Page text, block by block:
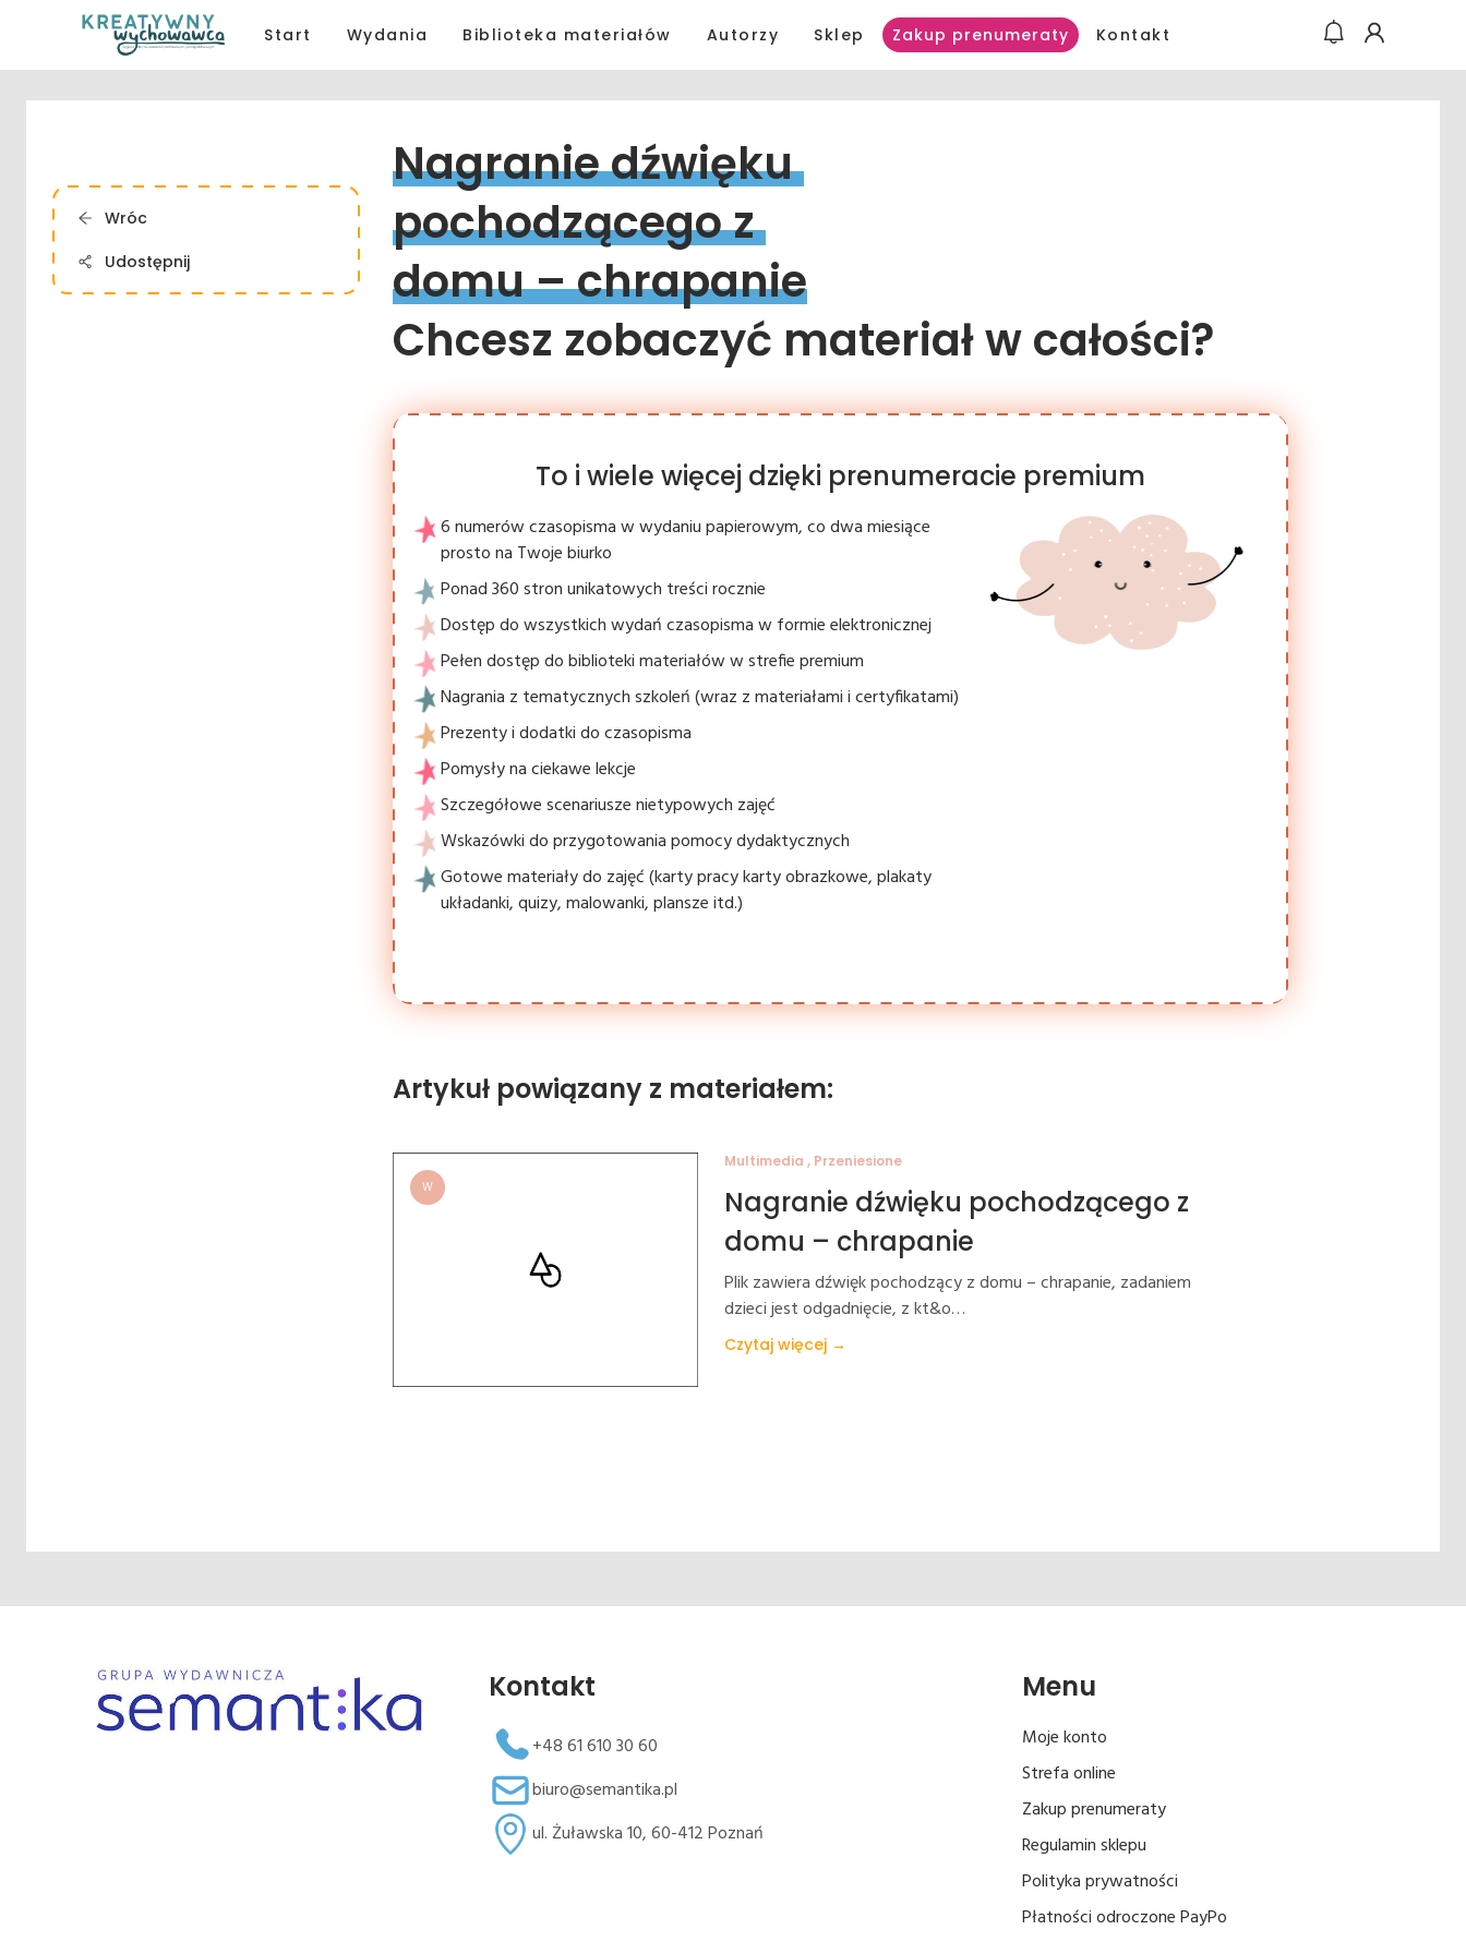
Start Wydania Biblioteka materiałów Autorzy Sklep Zakup prenumeraty Kontakt
Wróc
Udostępnij
Nagranie dźwięku
pochodzącego z
domu – chrapanie
Chcesz zobaczyć materiał w całości?
To i wiele więcej dzięki prenumeracie premium
6 numerów czasopisma w wydaniu papierowym, co dwa miesiące
prosto na Twoje biurko
Ponad 360 stron unikatowych treści rocznie
Dostęp do wszystkich wydań czasopisma w formie elektronicznej
Pełen dostęp do biblioteki materiałów w strefie premium
Nagrania z tematycznych szkoleń (wraz z materiałami i certyfikatami)
Prezenty i dodatki do czasopisma
Pomysły na ciekawe lekcje
Szczegółowe scenariusze nietypowych zajęć
Wskazówki do przygotowania pomocy dydaktycznych
Gotowe materiały do zajęć (karty pracy karty obrazkowe, plakaty
układanki, quizy, malowanki, plansze itd.)
Artykuł powiązany z materiałem:
W
Multimedia , Przeniesione
Nagranie dźwięku pochodzącego z
domu – chrapanie
Plik zawiera dźwięk pochodzący z domu – chrapanie, zadaniem
dzieci jest odgadnięcie, z kt&o…
Czytaj więcej →
Kontakt
+48 61 610 30 60
biuro@semantika.pl
ul. Żuławska 10, 60-412 Poznań
Menu
Moje konto
Strefa online
Zakup prenumeraty
Regulamin sklepu
Polityka prywatności
Płatności odroczone PayPo